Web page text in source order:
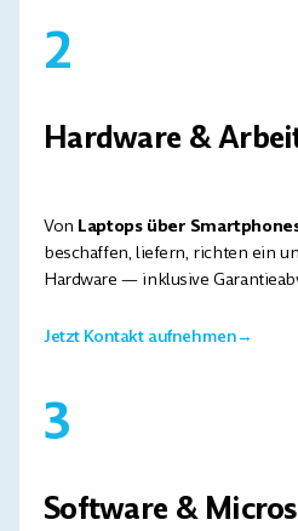
2
Hardware &
Von Laptops über
beschaffen, liefern, richten ein
Hardware — inklusive
Jetzt Kontakt aufnehmen→
3
Software &